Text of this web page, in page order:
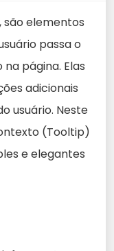
são elementos
passa o
página. Elas
adicionais
usuário. Neste
(Tooltip)
e elegantes